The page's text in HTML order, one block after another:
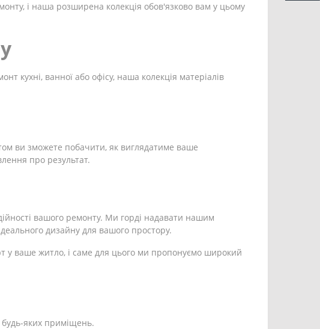
і наша розширена колекція обов'язково вам у цьому
кухні, ванної або офісу, наша колекція матеріалів
ви зможете побачити, як виглядатиме ваше
про результат.
вашого ремонту. Ми горді надавати нашим
дизайну для вашого простору.
у ваше житло, і саме для цього ми пропонуємо широкий
будь-яких приміщень.